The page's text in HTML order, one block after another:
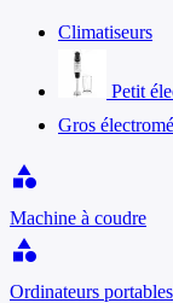
Climatiseurs
Petit
Gros
category
Machine à coudre
category
Ordinateurs portables